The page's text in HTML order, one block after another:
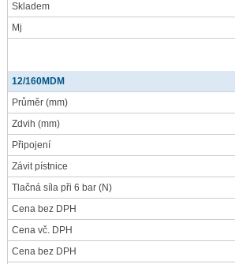
Skladem
Mj
12/160MDM
Průměr (mm)
Zdvih (mm)
Připojení
Závit pístnice
Tlačná síla při 6 bar (N)
Cena bez DPH
Cena vč. DPH
Cena bez DPH